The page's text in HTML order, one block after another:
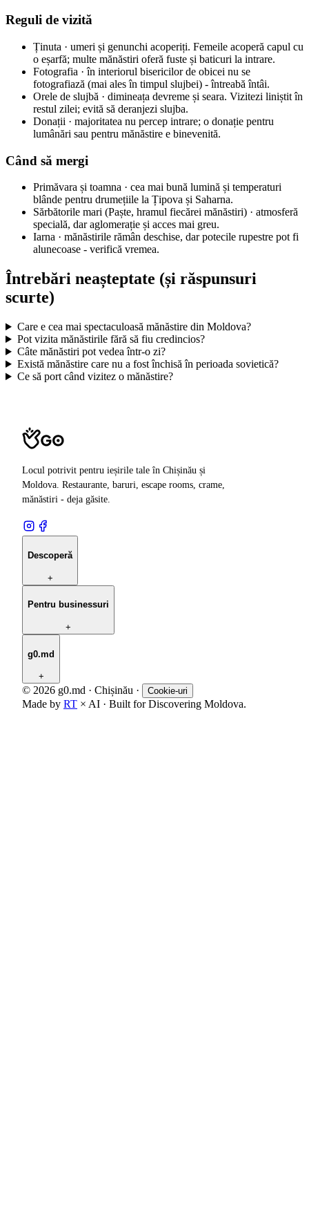
Reguli de vizită
Ținuta · umeri și genunchi acoperiți. Femeile acoperă capul cu
o eșarfă; multe mănăstiri oferă fuste și baticuri la intrare.
Fotografia · în interiorul bisericilor de obicei nu se
fotografiază (mai ales în timpul slujbei) - întreabă întâi.
Orele de slujbă · dimineața devreme și seara. Vizitezi liniștit în
restul zilei; evită să deranjezi slujba.
Donații · majoritatea nu percep intrare; o donație pentru
lumânări sau pentru mănăstire e binevenită.
Când să mergi
Primăvara și toamna · cea mai bună lumină și temperaturi
blânde pentru drumețiile la Țipova și Saharna.
Sărbătorile mari (Paște, hramul fiecărei mănăstiri) · atmosferă
specială, dar aglomerație și acces mai greu.
Iarna · mănăstirile rămân deschise, dar potecile rupestre pot fi
alunecoase - verifică vremea.
Întrebări neașteptate (și răspunsuri
scurte)
Care e cea mai spectaculoasă mănăstire din Moldova?
Pot vizita mănăstirile fără să fiu credincios?
Câte mănăstiri pot vedea într-o zi?
Există mănăstire care nu a fost închisă în perioada sovietică?
Ce să port când vizitez o mănăstire?
Locul potrivit pentru ieșirile tale în Chișinău și
Moldova. Restaurante, baruri, escape rooms, crame,
mănăstiri - deja găsite.
Descoperă
+
Pentru businessuri
+
g0.md
+
© 2026 g0.md · Chișinău · Cookie-uri
Made by RT × AI · Built for Discovering Moldova.